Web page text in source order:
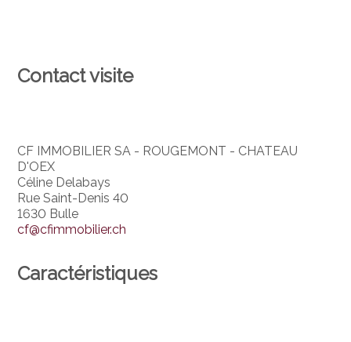
Contact visite
CF IMMOBILIER SA - ROUGEMONT - CHATEAU
D'OEX
Céline Delabays
Rue Saint-Denis 40
1630 Bulle
cf@cfimmobilier.ch
Caractéristiques